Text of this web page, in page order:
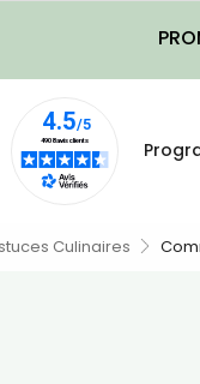
Culinaires